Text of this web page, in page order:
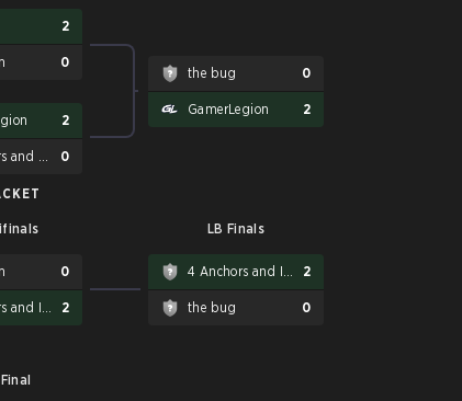
2
0
2
0
the bug 0
GamerLegion 2
LB Finals
0
2
2
the bug 0